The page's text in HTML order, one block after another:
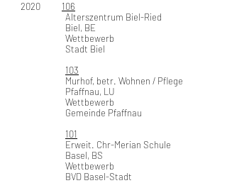
2020 106
Alterszentrum Biel-Ried
Biel, BE
Wettbewerb
Stadt Biel
103
Murhof, betr. Wohnen / Pflege
Pfaffnau, LU
Wettbewerb
Gemeinde Pfaffnau
101
Erweit. Chr-Merian Schule
Basel, BS
Wettbewerb
BVD Basel-Stadt